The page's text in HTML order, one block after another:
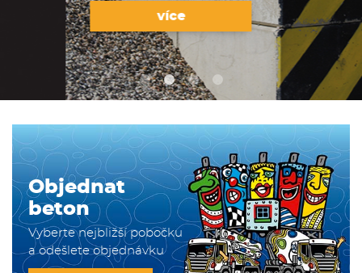
Objednat
beton
Vyberte nejbližší pobočku
a odešlete objednávku